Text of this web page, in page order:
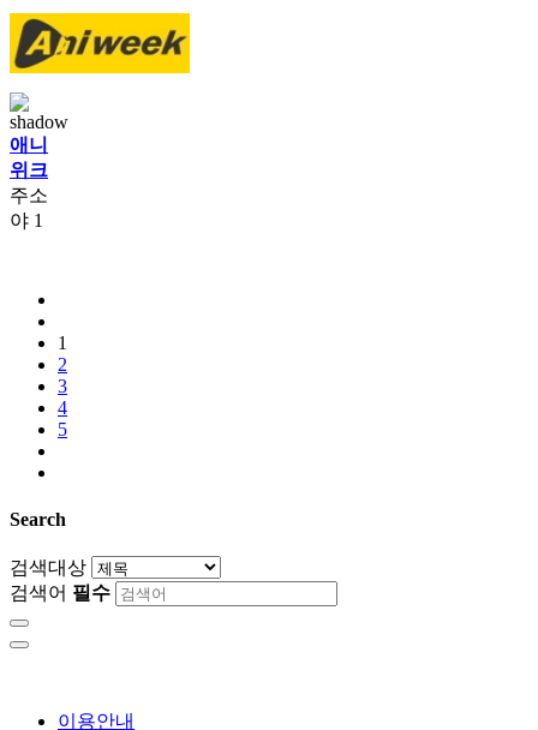
애니
위크
주소
야 1
1
2
3
4
5
Search
검색대상
검색어 필수
이용안내